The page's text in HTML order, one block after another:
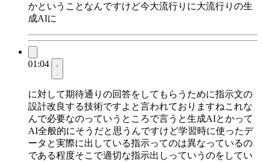
かということなんですけど今大流行りに大流行りの生
成AIに
01:04
に対して期待通りの回答をしてもらうために指示文の
設計改良する技術ですよと言われておりますねこれな
んで必要なのっていうところで言うと生成AIとかって
AI全般的にそうだと思うんですけど学習時に使ったデ
ータと実際に出している指示ってのは異なっているの
である程度そこで適切な指示出しっていうのをしてい